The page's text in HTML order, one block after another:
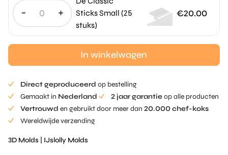
- +
Sticks Small (25
stuks)
€20.00
In winkelwagen
Direct geproduceerd op bestelling
Gemaakt in Nederland 2 jaar garantieop alle producten
Vertrouwd en gebruikt door meer dan 20.000 chef-koks
Wereldwijde verzending
3D Molds IJslolly Molds